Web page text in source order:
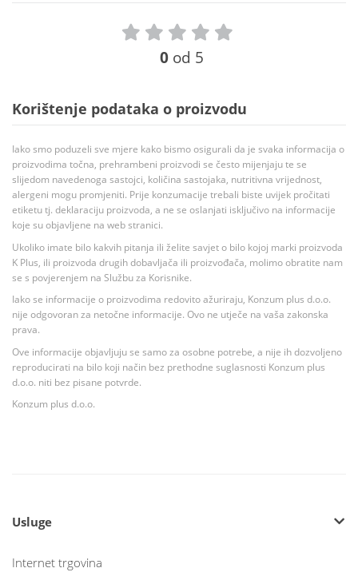
0 od 5
Korištenje podataka o proizvodu
Iako smo poduzeli sve mjere kako bismo osigurali da je svaka informacija o
proizvodima točna, prehrambeni proizvodi se često mijenjaju te se
slijedom navedenoga sastojci, količina sastojaka, nutritivna vrijednost,
alergeni mogu promjeniti. Prije konzumacije trebali biste uvijek pročitati
etiketu tj. deklaraciju proizvoda, a ne se oslanjati isključivo na informacije
koje su objavljene na web stranici.
Ukoliko imate bilo kakvih pitanja ili želite savjet o bilo kojoj marki proizvoda
K Plus, ili proizvoda drugih dobavljača ili proizvođača, molimo obratite nam
se s povjerenjem na Službu za Korisnike.
Iako se informacije o proizvodima redovito ažuriraju, Konzum plus d.o.o.
nije odgovoran za netočne informacije. Ovo ne utječe na vaša zakonska
prava.
Ove informacije objavljuju se samo za osobne potrebe, a nije ih dozvoljeno
reproducirati na bilo koji način bez prethodne suglasnosti Konzum plus
d.o.o. niti bez pisane potvrde.
Konzum plus d.o.o.
Usluge
Internet trgovina